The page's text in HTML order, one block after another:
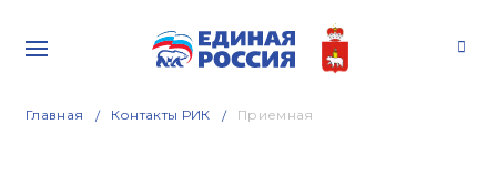
Главная Контакты РИК Приемная